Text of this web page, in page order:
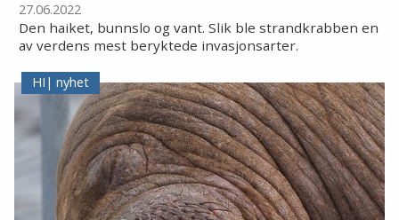
27.06.2022
Den haiket, bunnslo og vant. Slik ble strandkrabben en
av verdens mest beryktede invasjonsarter.
nyhet